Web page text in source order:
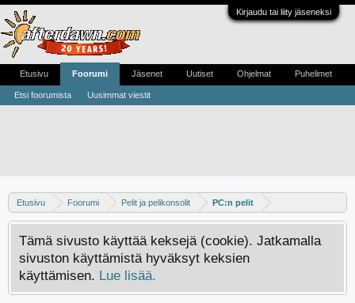
Kirjaudu tai liity jäseneksi
Etusivu Foorumi Pelit ja pelikonsolit PC:n pelit
Tämä sivusto käyttää keksejä (cookie). Jatkamalla
sivuston käyttämistä hyväksyt keksien
käyttämisen. Lue lisää.
Etusivu Foorumi
Etsi foorumista Uusimmat viestit
Jäsenet Uutiset Ohjelmat Puhelimet